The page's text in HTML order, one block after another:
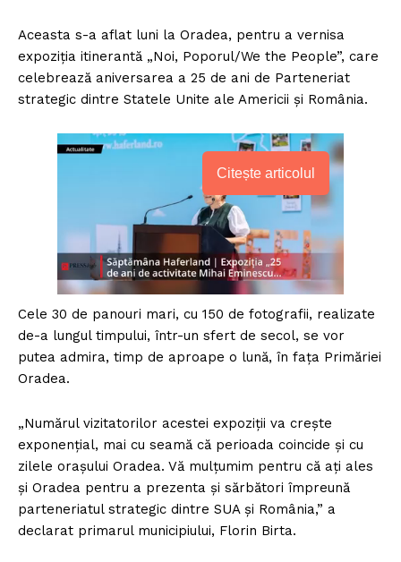
Aceasta s-a aflat luni la Oradea, pentru a vernisa
expoziţia itinerantă „Noi, Poporul/We the People”, care
celebrează aniversarea a 25 de ani de Parteneriat
strategic dintre Statele Unite ale Americii şi România.
Citește articolul
Cele 30 de panouri mari, cu 150 de fotografii, realizate
de-a lungul timpului, într-un sfert de secol, se vor
putea admira, timp de aproape o lună, în faţa Primăriei
Oradea.
„Numărul vizitatorilor acestei expoziţii va creşte
exponenţial, mai cu seamă că perioada coincide şi cu
zilele oraşului Oradea. Vă mulţumim pentru că aţi ales
şi Oradea pentru a prezenta şi sărbători împreună
parteneriatul strategic dintre SUA şi România,” a
declarat primarul municipiului, Florin Birta.